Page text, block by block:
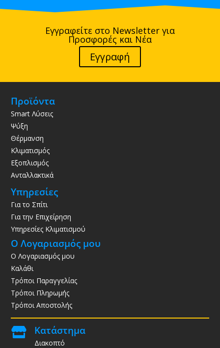
Εγγραφείτε στο Newsletter για
Προσφορές και Νέα
Εγγραφή
Προϊόντα
Smart Λύσεις
Ψύξη
Θέρμανση
Κλιματισμός
Εξοπλισμός
Ανταλλακτικά
Υπηρεσίες
Για το Σπίτι
Για την Επιχείρηση
Υπηρεσίες Κλιματισμού
Ο Λογαριασμός μου
Ο Λογαριασμός μου
Καλάθι
Τρόποι Παραγγελίας
Τρόποι Πληρωμής
Τρόποι Αποστολής
 Κατάστημα
Διακοπτό